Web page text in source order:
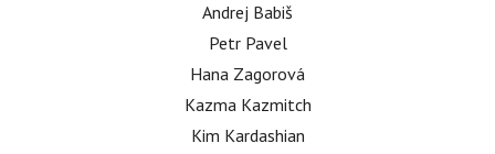
Andrej Babiš
Petr Pavel
Hana Zagorová
Kazma Kazmitch
Kim Kardashian